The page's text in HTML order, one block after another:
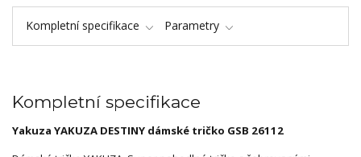
Kompletní specifikace Parametry
Kompletní specifikace
Yakuza YAKUZA DESTINY dámské tričko GSB 26112